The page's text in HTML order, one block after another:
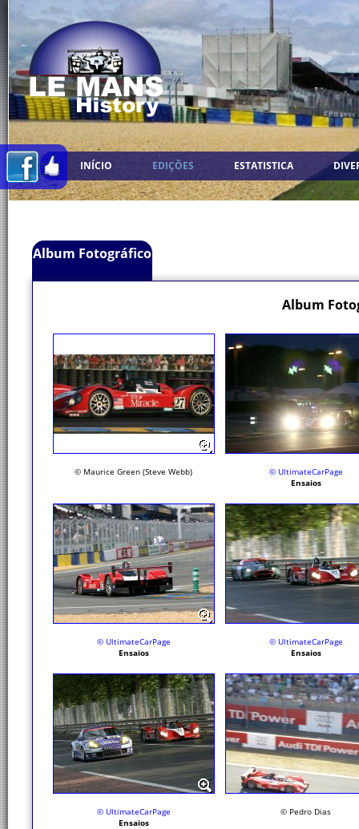
INÍCIO EDIÇÕES ESTATISTICA
Album Fotográfico
Album
© Maurice Green (Steve Webb)
© UltimateCarPage
Ensaios
© UltimateCarPage
Ensaios
© UltimateCarPage
Ensaios
© UltimateCarPage
Ensaios
© Pedro Dias